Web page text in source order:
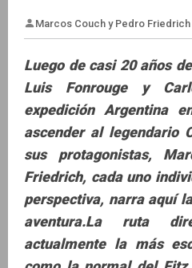
Marcos Couch y Pedro
Luego de casi 20 años
Luis Fonrouge y
expedición Argentina
ascender al legendario
sus protagonistas,
Friedrich, cada uno
perspectiva, narra aquí
aventura.La ruta
actualmente la más